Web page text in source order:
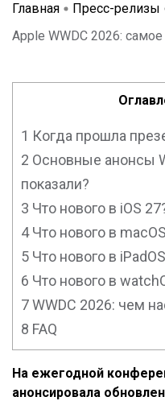
Главная
Пресс-релизы
Apple WWDC 2026:
1 Когда прошла
2 Основные анонсы
показали?
3 Что нового в iOS
4Что нового в
5 Что нового в
6 Что нового в
7WWDC 2026: чем
8 FAQ
На ежегодной
анонсировала